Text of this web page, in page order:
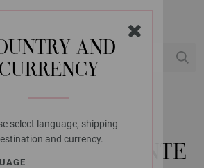
AND
CURRENCY
select language, shipping
and currency.
LANA GROSSA
FRIZZANTE